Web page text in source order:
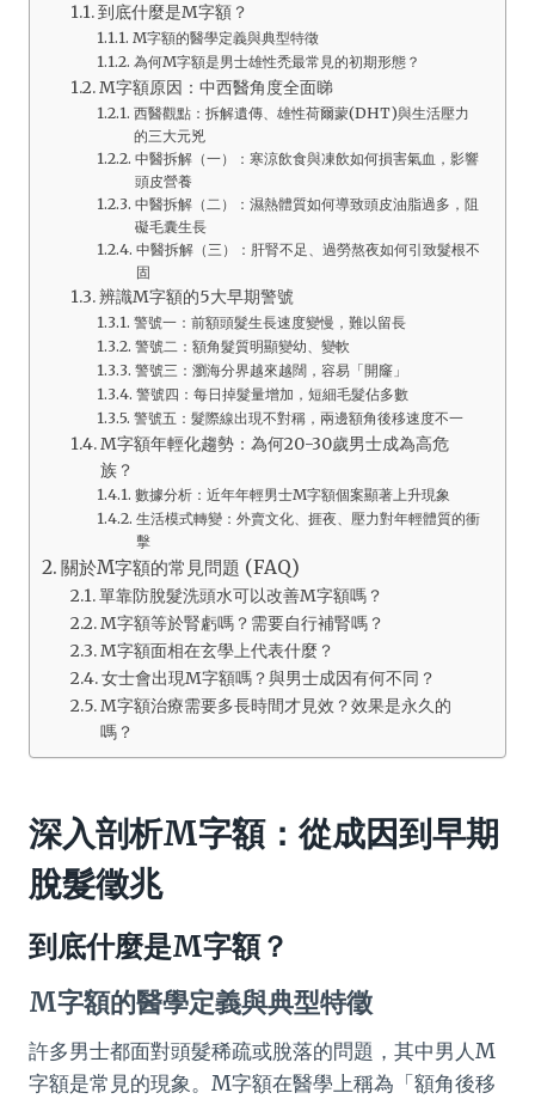
到底什麼是M字額？
M字額的醫學定義與典型特徵
為何M字額是男士雄性禿最常見的初期形態？
M字額原因：中西醫角度全面睇
西醫觀點：拆解遺傳、雄性荷爾蒙(DHT)與生活壓力
的三大元兇
中醫拆解（一）：寒涼飲食與凍飲如何損害氣血，影響
頭皮營養
中醫拆解（二）：濕熱體質如何導致頭皮油脂過多，阻
礙毛囊生長
中醫拆解（三）：肝腎不足、過勞熬夜如何引致髮根不
固
辨識M字額的5大早期警號
警號一：前額頭髮生長速度變慢，難以留長
警號二：額角髮質明顯變幼、變軟
警號三：瀏海分界越來越闊，容易「開窿」
警號四：每日掉髮量增加，短細毛髮佔多數
警號五：髮際線出現不對稱，兩邊額角後移速度不一
M字額年輕化趨勢：為何20-30歲男士成為高危
族？
數據分析：近年年輕男士M字額個案顯著上升現象
生活模式轉變：外賣文化、捱夜、壓力對年輕體質的衝
擊
關於M字額的常見問題 (FAQ)
單靠防脫髮洗頭水可以改善M字額嗎？
M字額等於腎虧嗎？需要自行補腎嗎？
M字額面相在玄學上代表什麼？
女士會出現M字額嗎？與男士成因有何不同？
M字額治療需要多長時間才見效？效果是永久的
嗎？
深入剖析M字額：從成因到早期
脫髮徵兆
到底什麼是M字額？
M字額的醫學定義與典型特徵
許多男士都面對頭髮稀疏或脫落的問題，其中男人M
字額是常見的現象。M字額在醫學上稱為「額角後移